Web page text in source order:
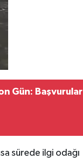
Gün: Başvurular
sürede ilgi odağı